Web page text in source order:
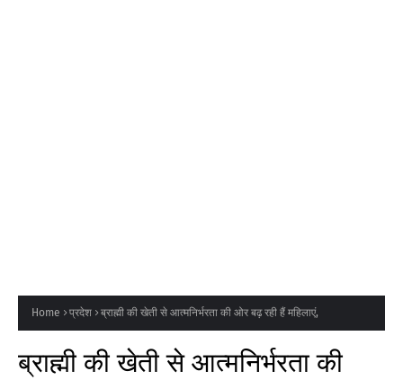
Home प्रदेश ब्राह्मी की खेती से आत्मनिर्भरता की ओर बढ़ रही हैं महिलाएं,
ब्राह्मी की खेती से आत्मनिर्भरता की